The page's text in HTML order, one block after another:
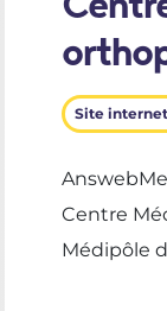
Site
Centre
Médipôle